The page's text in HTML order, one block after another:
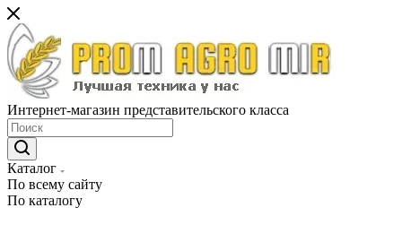
Интернет-магазин представительского класса
Каталог
По всему сайту
По каталогу